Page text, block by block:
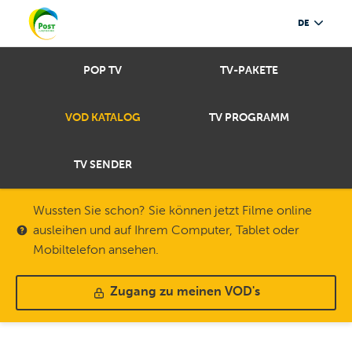
DE
POP TV TV-PAKETE
VOD KATALOG TV PROGRAMM
TV SENDER
Wussten Sie schon? Sie können jetzt Filme online
ausleihen und auf Ihrem Computer, Tablet oder
Mobiltelefon ansehen.
Zugang zu meinen VOD's